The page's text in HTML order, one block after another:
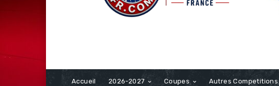
Accueil 2026-2027 Coupes Autres Competitions